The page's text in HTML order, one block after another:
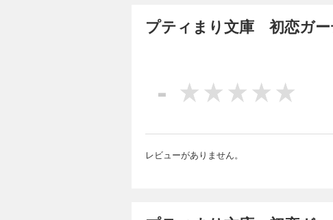
プティまり文庫 初恋ガ
-
レビューがありません。